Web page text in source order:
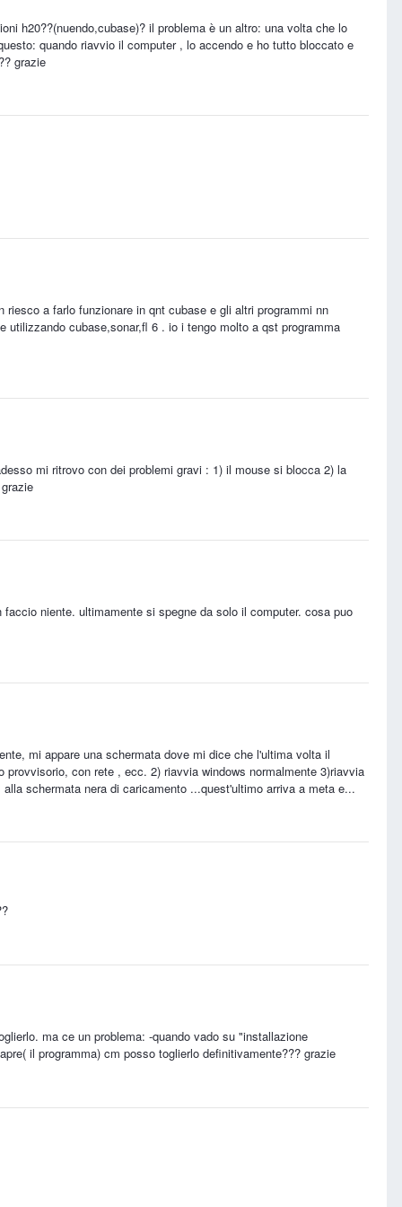
h20??(nuendo,cubase)? il problema è un altro: una volta che lo
quando riavvio il computer , lo accendo e ho tutto bloccato e
grazie
a farlo funzionare in qnt cubase e gli altri programmi nn
cubase,sonar,fl 6 . io i tengo molto a qst programma
mi ritrovo con dei problemi gravi : 1) il mouse si blocca 2) la
niente. ultimamente si spegne da solo il computer. cosa puo
mi appare una schermata dove mi dice che l'ultima volta il
con rete , ecc. 2) riavvia windows normalmente 3)riavvia
schermata nera di caricamento ...quest'ultimo arriva a meta e...
ma ce un problema: -quando vado su "installazione
il programma) cm posso toglierlo definitivamente??? grazie